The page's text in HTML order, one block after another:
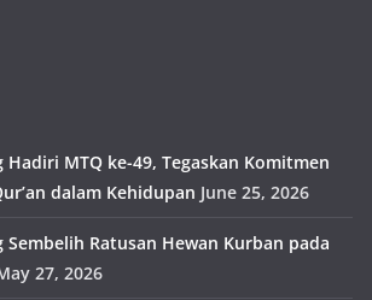
Hadiri MTQ ke-49, Tegaskan Komitmen
dalam Kehidupan June 25, 2026
Sembelih Ratusan Hewan Kurban pada
27, 2026